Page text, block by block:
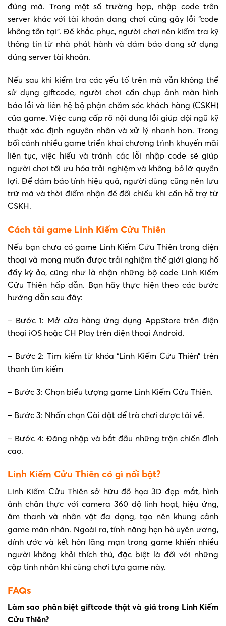
đúng mã. Trong một số trường hợp, nhập code trên
server khác với tài khoản đang chơi cũng gây lỗi “code
không tồn tại”. Để khắc phục, người chơi nên kiểm tra kỹ
thông tin từ nhà phát hành và đảm bảo đang sử dụng
đúng server tài khoản.
Nếu sau khi kiểm tra các yếu tố trên mà vẫn không thể
sử dụng giftcode, người chơi cần chụp ảnh màn hình
báo lỗi và liên hệ bộ phận chăm sóc khách hàng (CSKH)
của game. Việc cung cấp rõ nội dung lỗi giúp đội ngũ kỹ
thuật xác định nguyên nhân và xử lý nhanh hơn. Trong
bối cảnh nhiều game triển khai chương trình khuyến mãi
liên tục, việc hiểu và tránh các lỗi nhập code sẽ giúp
người chơi tối ưu hóa trải nghiệm và không bỏ lỡ quyền
lợi. Để đảm bảo tính hiệu quả, người dùng cũng nên lưu
trữ mã và thời điểm nhận để đối chiếu khi cần hỗ trợ từ
CSKH.
Cách tải game Linh Kiếm Cửu Thiên
Nếu bạn chưa có game Linh Kiếm Cửu Thiên trong điện
thoại và mong muốn được trải nghiệm thế giới giang hồ
đầy kỳ ảo, cũng như là nhận những bộ code Linh Kiếm
Cửu Thiên hấp dẫn. Bạn hãy thực hiện theo các bước
hướng dẫn sau đây:
– Bước 1: Mở cửa hàng ứng dụng AppStore trên điện
thoại iOS hoặc CH Play trên điện thoại Android.
– Bước 2: Tìm kiếm từ khóa “Linh Kiếm Cửu Thiên” trên
thanh tìm kiếm
– Bước 3: Chọn biểu tượng game Linh Kiếm Cửu Thiên.
– Bước 3: Nhấn chọn Cài đặt để trò chơi được tải về.
– Bước 4: Đăng nhập và bắt đầu những trận chiến đỉnh
cao.
Linh Kiếm Cửu Thiên có gì nổi bật?
Linh Kiếm Cửu Thiên sở hữu đồ họa 3D đẹp mắt, hình
ảnh chân thực với camera 360 độ linh hoạt, hiệu ứng,
âm thanh và nhân vật đa dạng, tạo nên khung cảnh
game mãn nhãn. Ngoài ra, tính năng hẹn hò uyên ương,
đính ước và kết hôn lãng mạn trong game khiến nhiều
người không khỏi thích thú, đặc biệt là đối với những
cặp tình nhân khi cùng chơi tựa game này.
FAQs
Làm sao phân biệt giftcode thật và giả trong Linh Kiếm
Cửu Thiên?